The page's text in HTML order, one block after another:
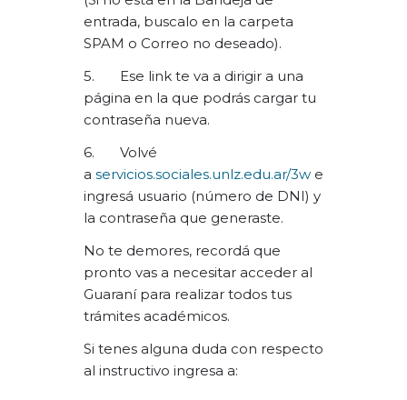
entrada, buscalo en la carpeta
SPAM o Correo no deseado).
5. Ese link te va a dirigir a una
página en la que podrás cargar tu
contraseña nueva.
6. Volvé
a servicios.sociales.unlz.edu.ar/3we
ingresá usuario (número de DNI) y
la contraseña que generaste.
No te demores, recordá que
pronto vas a necesitar acceder al
Guaraní para realizar todos tus
trámites académicos.
Si tenes alguna duda con respecto
al instructivo ingresa a: